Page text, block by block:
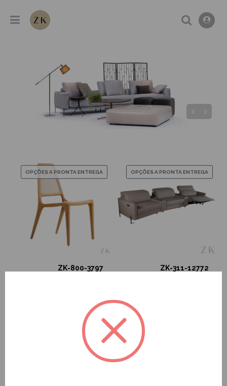
OPÇÕES A PRONTA ENTREGA
ZK-800-3797
OPÇÕES A PRONTA ENTREGA
ZK-311-12772